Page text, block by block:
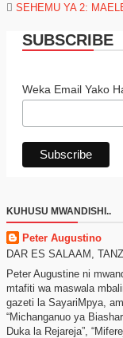
SEHEMU YA 2:
SUBSCRIBE
Weka Email Yako
KUHUSU MWANDISHI..
Peter Augustino
DAR ES SALAAM,
Peter Augustine ni
mtafiti wa maswala
gazeti la SayariMpya,
“Michanganuo ya
Duka la Rejareja”,